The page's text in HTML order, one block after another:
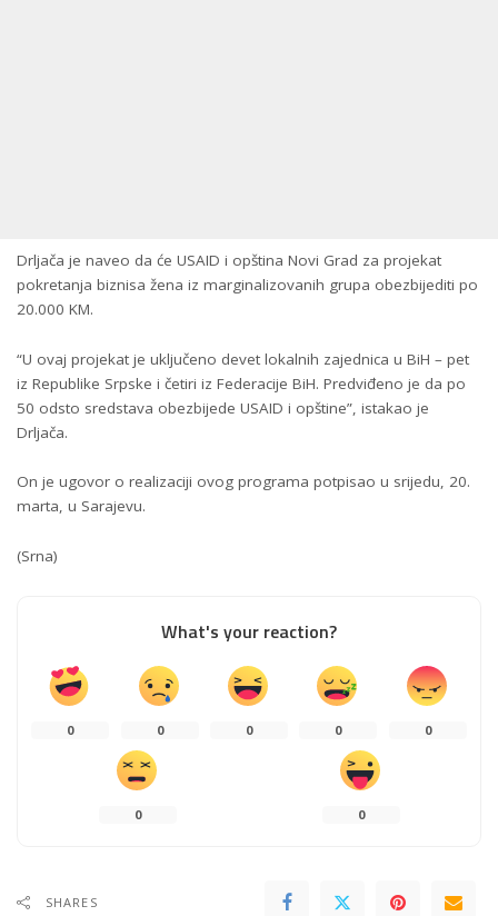
Drljača je naveo da će USAID i opština Novi Grad za projekat
pokretanja biznisa žena iz marginalizovanih grupa obezbijediti po
20.000 KM.
“U ovaj projekat je uključeno devet lokalnih zajednica u BiH – pet
iz Republike Srpske i četiri iz Federacije BiH. Predviđeno je da po
50 odsto sredstava obezbijede USAID i opštine”, istakao je
Drljača.
On je ugovor o realizaciji ovog programa potpisao u srijedu, 20.
marta, u Sarajevu.
(Srna)
What's your reaction?
0 0 0 0 0
0 0
SHARES